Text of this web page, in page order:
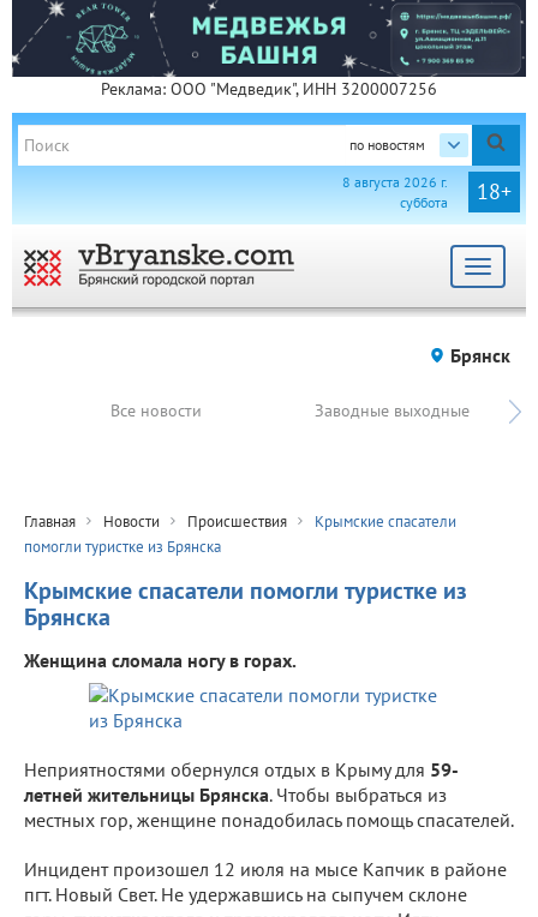
Реклама: ООО "Медведик", ИНН 3200007256
по новостям
18+
8 августа 2026 г.
суббота
Toggle
Брянск
Все новости Заводные выходные
Главная Новости Происшествия
Крымские спасатели
помогли туристке из Брянска
Крымские спасатели помогли туристке из
Брянска
Женщина сломала ногу в горах.
Неприятностями обернулся отдых в Крыму для 59-
летней жительницы Брянска. Чтобы выбраться из
местных гор, женщине понадобилась помощь спасателей.
Инцидент произошел 12 июля на мысе Капчик в районе
пгт. Новый Свет. Не удержавшись на сыпучем склоне